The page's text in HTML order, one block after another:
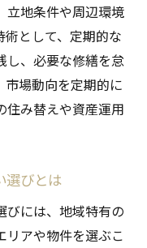
立地条件や周辺環境
として、定期的な
し、必要な修繕を怠
市場動向を定期的に
住み替えや資産運用
選びとは
びには、地域特有の
リアや物件を選ぶこ